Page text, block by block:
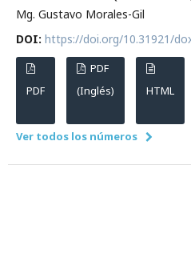
Mg. Gustavo Morales-Gil
DOI: https://doi.org/10.31921/
PDF
PDF
(Inglés)
HTML
Ver todos los números